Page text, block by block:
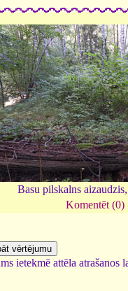
Basu pilskalns
Komentēt (0)
ietekmē attēla atrašanos